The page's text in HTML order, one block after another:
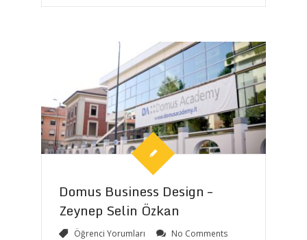
Domus Business Design –
Zeynep Selin Özkan
Öğrenci Yorumları No Comments